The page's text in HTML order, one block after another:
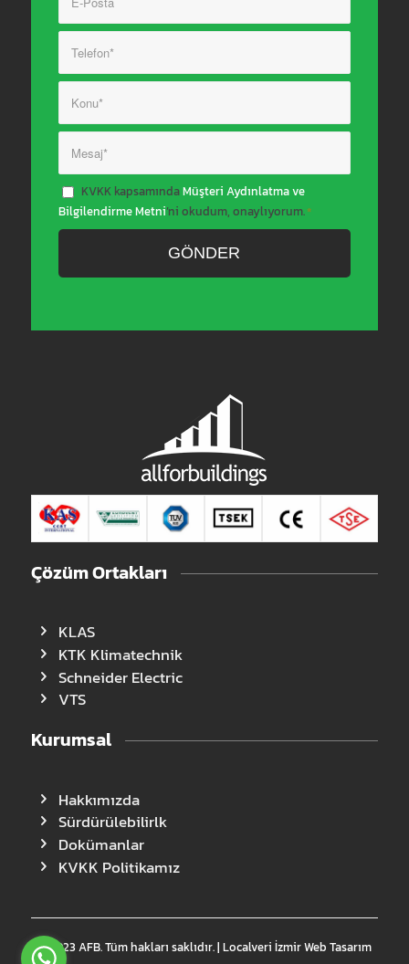
KVKK kapsamındaMüşteri Aydınlatma ve
Bilgilendirme Metni’ni okudum, onaylıyorum.*
Çözüm Ortakları
KLAS
KTK Klimatechnik
Schneider Electric
VTS
Kurumsal
Hakkımızda
Sürdürülebilirlk
Dokümanlar
KVKK Politikamız
© 2023 AFB. Tüm hakları saklıdır. | Localveri İzmir Web Tasarım